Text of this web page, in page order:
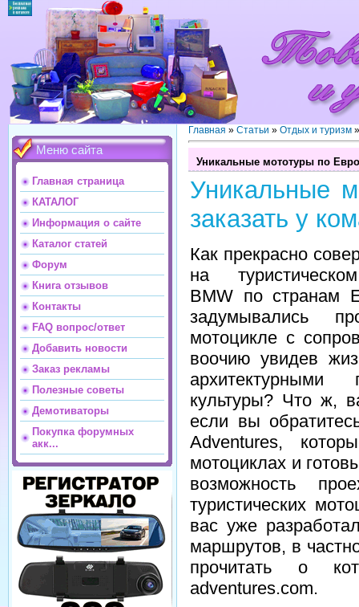
Меню сайта
Главная страница
КАТАЛОГ
Информация о сайте
Каталог статей
Форум
Книга отзывов
Контакты
FAQ вопрос/ответ
Добавить новости
Заказ рекламы
Полезные советы
Демотиваторы
Покупка форумных
акк...
Главная » Статьи » Отдых и туризм
Уникальные мототуры по
Уникальные
заказать у
Как прекрасно
на
BMW по странам
задумывались
мотоцикле с
воочию увидев
культуры? Что ж,
если вы
Adventures,
мотоциклах и
возможность
туристических
вас уже
маршрутов, в
прочитать о
adventures.com.